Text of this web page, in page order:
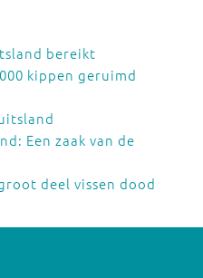
bereikt
kippen geruimd
Een zaak van de
deel vissen dood